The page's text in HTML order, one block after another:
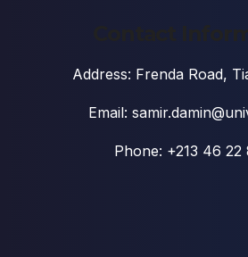
Contact
Address: Frenda Road,
Email:
Phone: +213 46 22